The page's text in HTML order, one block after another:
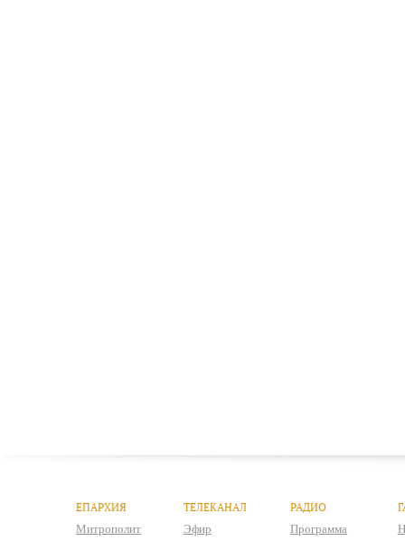
ЕПАРХИЯ
Митрополит
ТЕЛЕКАНАЛ
Эфир
РАДИО
Программа